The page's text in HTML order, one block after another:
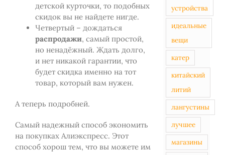
детской курточки, то подобных
скидок вы не найдете нигде.
Четвертый – дождаться
распродажи, самый простой,
но ненадёжный. Ждать долго,
и нет никакой гарантии, что
будет скидка именно на тот
товар, который вам нужен.
А теперь подробней.
Самый надежный способ экономить
на покупках Алиэкспресс. Этот
способ хорош тем, что вы можете им
устройства
идеальные
вещи
катер
китайский
литий
лангустины
лучшее
магазины